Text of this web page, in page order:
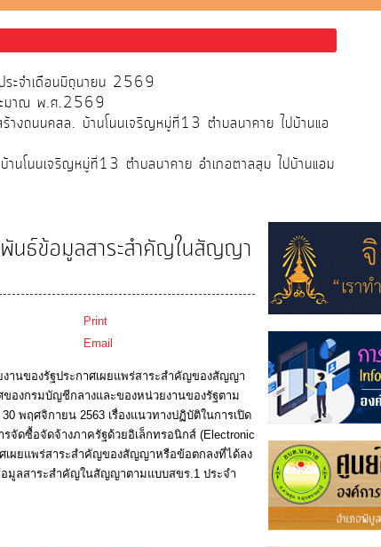
ระจำเดือนมิถุนายน 2569
ระมาณ พ.ศ.2569
ร้างถนนคสล. บ้านโนนเจริญหมู่ที่13 ตำบลนาคาย ไปบ้านแอ
านโนนเจริญหมู่ที่13 ตำบลนาคาย อำเภอตาลสุม ไปบ้านแอม
พันธ์ข้อมูลสาระสำคัญในสัญญา
Print
Email
นของรัฐประกาศเผยแพร่สาระสำคัญของสัญญา
องกรมบัญชีกลางและของหน่วยงานของรัฐตาม
พฤศจิกายน 2563 เรื่องแนวทางปฏิบัติในการเปิด
จัดซื้อจัดจ้างภาครัฐด้วยอิเล็กทรอนิกส์ (Electronic
เผยแพร่สาระสำคัญของสัญญาหรือข้อตกลงที่ได้ลง
มูลสาระสำคัญในสัญญาตามแบบสขร.1 ประจำ